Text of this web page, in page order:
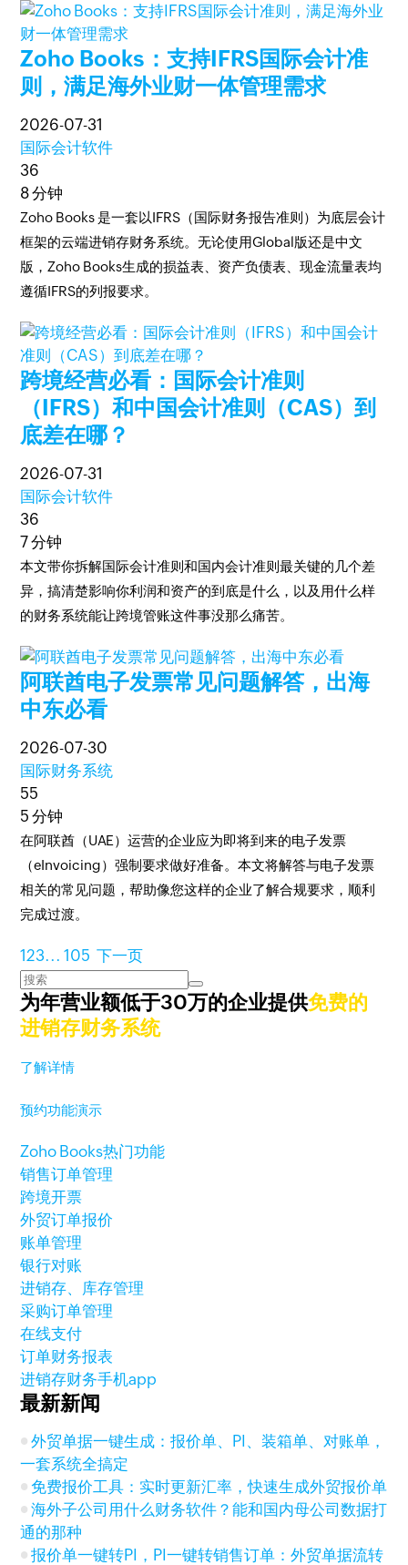
Zoho Books：支持IFRS国际会计准
则，满足海外业财一体管理需求
2026-07-31
国际会计软件
36
8 分钟
Zoho Books 是一套以IFRS（国际财务报告准则）为底层会计
框架的云端进销存财务系统。无论使用Global版还是中文
版，Zoho Books生成的损益表、资产负债表、现金流量表均
遵循IFRS的列报要求。
跨境经营必看：国际会计准则
（IFRS）和中国会计准则（CAS）到
底差在哪？
2026-07-31
国际会计软件
36
7 分钟
本文带你拆解国际会计准则和国内会计准则最关键的几个差
异，搞清楚影响你利润和资产的到底是什么，以及用什么样
的财务系统能让跨境管账这件事没那么痛苦。
阿联酋电子发票常见问题解答，出海
中东必看
2026-07-30
国际财务系统
55
5 分钟
​在阿联酋（UAE）运营的企业应为即将到来的电子发票
（eInvoicing）强制要求做好准备。本文将解答与电子发票
相关的常见问题，帮助像您这样的企业了解合规要求，顺利
完成过渡。
123... 105 下一页
为年营业额低于30万的企业提供免费的
进销存财务系统
了解详情
预约功能演示
Zoho Books热门功能
销售订单管理
跨境开票
外贸订单报价
账单管理
银行对账
进销存、库存管理
采购订单管理
在线支付
订单财务报表
进销存财务手机app
最新新闻
外贸单据一键生成：报价单、PI、装箱单、对账单，
一套系统全搞定
免费报价工具：实时更新汇率，快速生成外贸报价单
海外子公司用什么财务软件？能和国内母公司数据打
通的那种
报价单一键转PI，PI一键转销售订单：外贸单据流转